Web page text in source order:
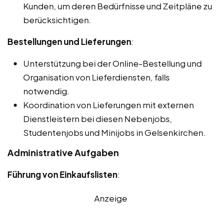
Kunden, um deren Bedürfnisse und Zeitpläne zu
berücksichtigen.
Bestellungen und Lieferungen:
Unterstützung bei der Online-Bestellung und
Organisation von Lieferdiensten, falls
notwendig.
Koordination von Lieferungen mit externen
Dienstleistern bei diesen Nebenjobs,
Studentenjobs und Minijobs in Gelsenkirchen.
Administrative Aufgaben
Führung von Einkaufslisten:
Anzeige